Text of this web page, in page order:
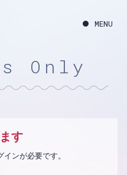
Only
す
ンが必要です。